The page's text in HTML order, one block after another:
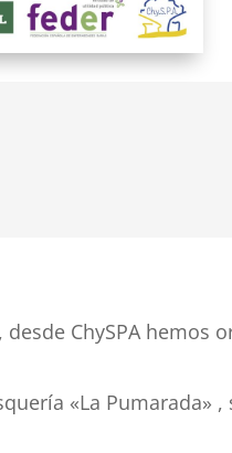
ChySPA hemos
«La Pumarada» ,